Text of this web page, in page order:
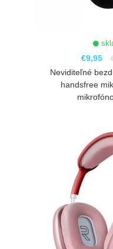
€9,95
Neviditeľné
handsfree